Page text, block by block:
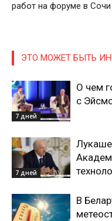
работ на форуме в Сочи
ЭТО МОЖЕТ БЫТЬ
7 дней
О чем
с
7 дней
В